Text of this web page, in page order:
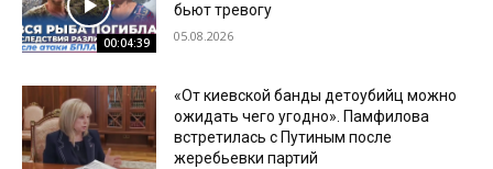
00:04:39
бьют тревогу
05.08.2026
«От киевской банды детоубийц можно
ожидать чего угодно». Памфилова
встретилась с Путиным после
жеребьевки партий